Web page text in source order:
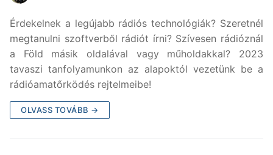
Érdekelnek a legújabb rádiós technológiák? Szeretnél
megtanulni szoftverből rádiót írni? Szívesen rádióznál
a Föld másik oldalával vagy műholdakkal? 2023
tavaszi tanfolyamunkon az alapoktól vezetünk be a
rádióamatőrködés rejtelmeibe!
OLVASS TOVÁBB →